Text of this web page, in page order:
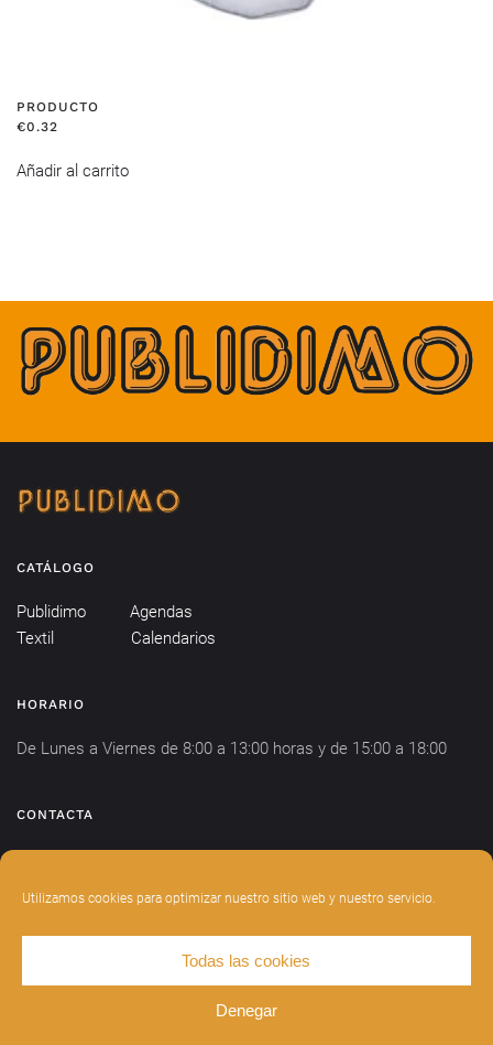
Utilizamos cookies para optimizar nuestro sitio web y nuestro servicio.
Todas las cookies
Denegar
PRODUCTO
€0.32
Añadir al carrito
CATÁLOGO
Publidimo
Agendas
Textil
Calendarios
HORARIO
De Lunes a Viernes de 8:00 a 13:00 horas y de 15:00 a 18:00
CONTACTA
POLÍTICA DE PRIVACIDAD